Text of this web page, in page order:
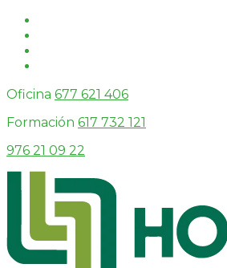
Oficina 677 621 406
Formación 617 732 121
976 21 09 22